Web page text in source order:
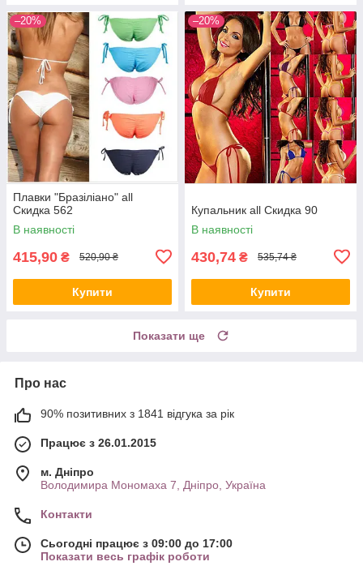
–20%
Плавки "Бразіліано" all
Скидка 562
В наявності
415,90 ₴ 520,90 ₴
Купити
–20%
Купальник all Скидка 90
В наявності
430,74 ₴ 535,74 ₴
Купити
Показати ще
Про нас
90% позитивних з 1841 відгука за рік
Працює з 26.01.2015
м. Дніпро
Володимира Мономаха 7, Дніпро, Україна
Контакти
Сьогодні працює з 09:00 до 17:00
Показати весь графік роботи